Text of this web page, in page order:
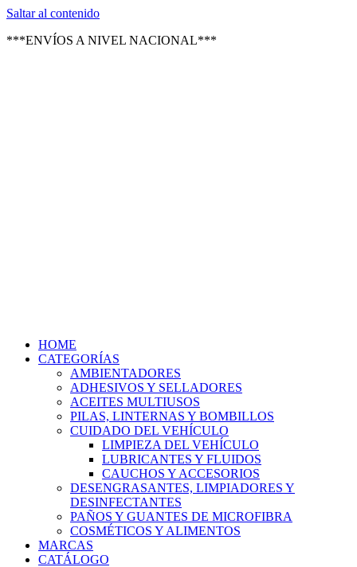
Texsal Venezuela –
Saltar al contenido
***ENVÍOS A NIVEL NACIONAL***
HOME
CATEGORÍAS
AMBIENTADORES
ADHESIVOS Y SELLADORES
ACEITES MULTIUSOS
PILAS, LINTERNAS Y BOMBILLOS
CUIDADO DEL VEHÍCULO
LIMPIEZA DEL VEHÍCULO
LUBRICANTES Y FLUIDOS
CAUCHOS Y ACCESORIOS
DESENGRASANTES, LIMPIADORES Y
DESINFECTANTES
PAÑOS Y GUANTES DE MICROFIBRA
COSMÉTICOS Y ALIMENTOS
MARCAS
CATÁLOGO